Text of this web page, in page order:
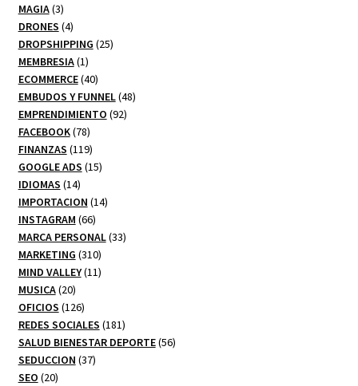
MAGIA 33
productos
DRONES 44
productos
DROPSHIPPING 2525
MEMBRESIA 11
producto
ECOMMERCE 4040
productos
EMBUDOS Y FUNNEL 4848
EMPRENDIMIENTO 9292
FACEBOOK 7878
productos
FINANZAS 119119
productos
GOOGLE ADS 1515
IDIOMAS 1414
productos
IMPORTACION 1414
INSTAGRAM 6666
productos
MARCA PERSONAL 3333
MARKETING 310310
productos
MIND VALLEY 1111
MUSICA 2020
productos
OFICIOS 126126
productos
REDES SOCIALES 181181
productos
SALUD BIENESTAR DEPORTE 5656
SEDUCCION 3737
SEO 2020